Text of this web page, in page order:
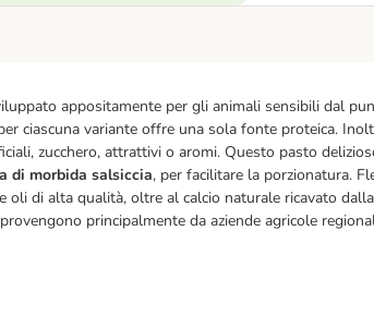
appositamente per gli animali sensibili dal
ciascuna variante offre una sola fonte proteica.
zucchero, attrattivi o aromi. Questo pasto
di morbida salsiccia, per facilitare la porzionatura.
oli di alta qualità, oltre al calcio naturale ricavato
provengono principalmente da aziende agricole